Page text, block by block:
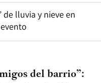
lluvia y nieve en
del barrio”: